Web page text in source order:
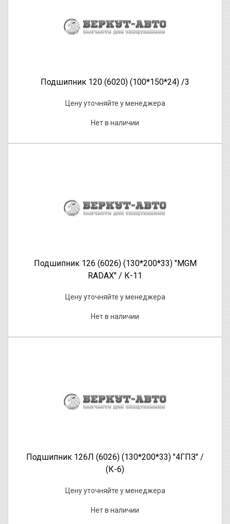
Подшипник 120 (6020) (100*150*24) /3
Цену уточняйте у менеджера
Нет в наличии
Подшипник 126 (6026) (130*200*33) "MGM
RADAX" / К-11
Цену уточняйте у менеджера
Нет в наличии
Подшипник 126Л (6026) (130*200*33) "4ГПЗ" /
(К-6)
Цену уточняйте у менеджера
Нет в наличии